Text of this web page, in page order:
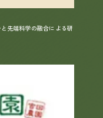
先端科学の融合による研